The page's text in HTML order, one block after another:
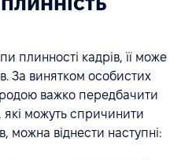
плинності кадрів, її може
За винятком особистих
важко передбачити
можуть спричинити
можна віднести наступні: